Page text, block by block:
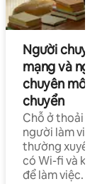
Người
mạng và
chuyên môn
chuyển
Chỗ ở thoải
người làm việc
thường xuyên
có Wi-fi và
để làm việc.